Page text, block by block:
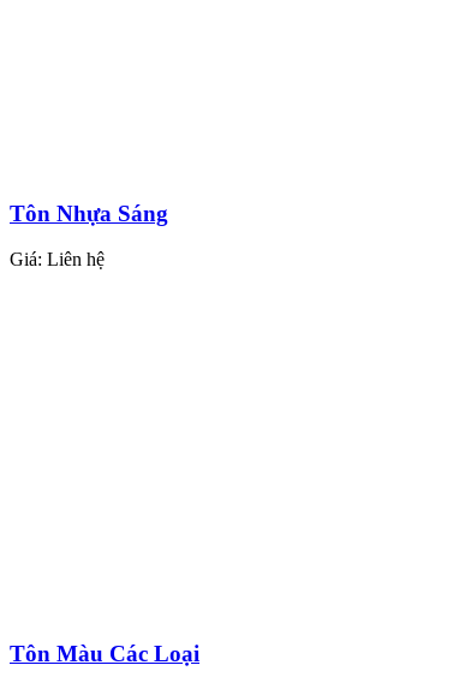
Tôn Nhựa Sáng
Giá: Liên hệ
Tôn Màu Các Loại